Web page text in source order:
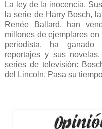
La ley de la inocencia.
la serie de Harry Bosch,
Renée Ballard, han
millones de ejemplares
periodista, ha ganado
reportajes y sus
series de televisión:
del Lincoln. Pasa su